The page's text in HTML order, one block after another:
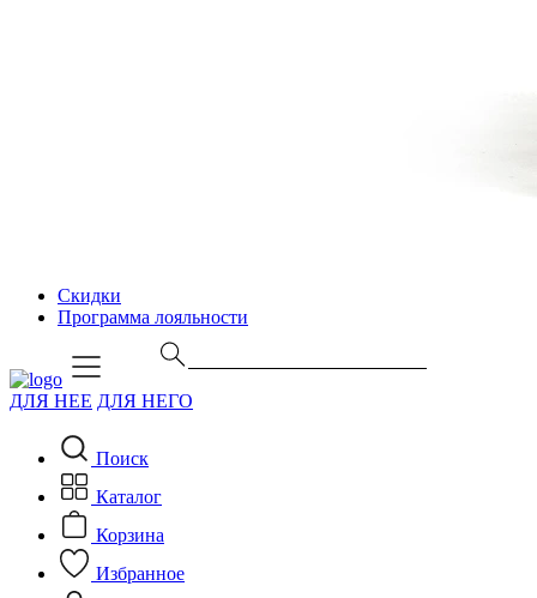
Скидки
Программа лояльности
ДЛЯ НЕЕ ДЛЯ НЕГО
Поиск
Каталог
Корзина
Избранное